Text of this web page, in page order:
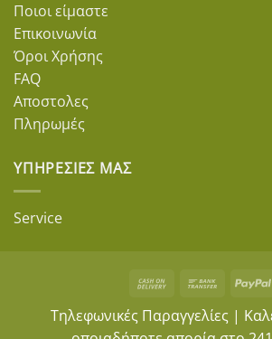
Ποιοι είμαστε
Επικοινωνία
Όροι Χρήσης
FAQ
Αποστολες
Πληρωμές
ΥΠΗΡΕΣΊΕΣ ΜΑΣ
Service
Cash
Delivery
Bank
Τηλεφωνικές Παραγγελίες |